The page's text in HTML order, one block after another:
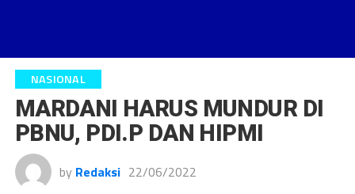
NASIONAL
MARDANI HARUS MUNDUR DI
PBNU, PDI.P DAN HIPMI
by Redaksi 22/06/2022